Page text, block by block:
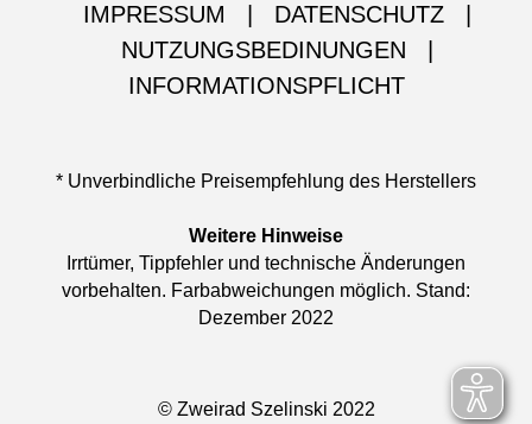
IMPRESSUM DATENSCHUTZ
NUTZUNGSBEDINUNGEN
INFORMATIONSPFLICHT
* Unverbindliche Preisempfehlung des Herstellers
Weitere Hinweise
Irrtümer, Tippfehler und technische Änderungen
vorbehalten. Farbabweichungen möglich. Stand:
Dezember 2022
© Zweirad Szelinski 2022